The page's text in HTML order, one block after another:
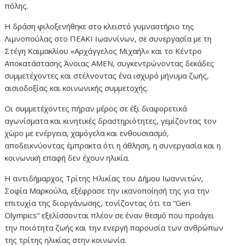
πόλης.
Η δράση φιλοξενήθηκε στο κλειστό γυμναστήριο της
Λιμνοπούλας στο ΠΕΑΚΙ Ιωαννίνων, σε συνεργασία με τη
Στέγη Καϊμακλίου «Αρχάγγελος Μιχαήλ» και το Κέντρο
Αποκατάστασης Άνοιας ΑΜΕΝ, συγκεντρώνοντας δεκάδες
συμμετέχοντες και στέλνοντας ένα ισχυρό μήνυμα ζωής,
αισιοδοξίας και κοινωνικής συμμετοχής.
Οι συμμετέχοντες πήραν μέρος σε έξι διαφορετικά
αγωνίσματα και κινητικές δραστηριότητες, γεμίζοντας τον
χώρο με ενέργεια, χαμόγελα και ενθουσιασμό,
αποδεικνύοντας έμπρακτα ότι η άθληση, η συνεργασία και η
κοινωνική επαφή δεν έχουν ηλικία.
Η αντιδήμαρχος Τρίτης Ηλικίας του Δήμου Ιωαννιτών,
Σοφία Μαρκούλα, εξέφρασε την ικανοποίησή της για την
επιτυχία της διοργάνωσης, τονίζοντας ότι τα “Geri
Olympics” εξελίσσονται πλέον σε έναν θεσμό που προάγει
την ποιότητα ζωής και την ενεργή παρουσία των ανθρώπων
της τρίτης ηλικίας στην κοινωνία.